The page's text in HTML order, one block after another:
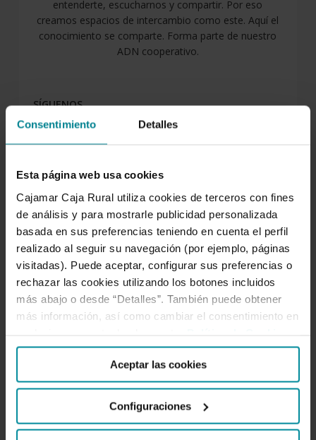
Consentimiento Detalles
Esta página web usa cookies
Cajamar Caja Rural utiliza cookies de terceros con fines
de análisis y para mostrarle publicidad personalizada
basada en sus preferencias teniendo en cuenta el perfil
realizado al seguir su navegación (por ejemplo, páginas
visitadas). Puede aceptar, configurar sus preferencias o
rechazar las cookies utilizando los botones incluidos
más abajo o desde “Detalles”. También puede obtener
más información, así como cambiar el consentimiento en
Aceptar las cookies
Configuraciones
entenderte, escucharnos y compartir. Por eso
creamos espacios de intercambio como este. Aquí el
conocimiento se comparte. Forma parte de nuestro
ADN cooperativo.
SÍGUENOS
LO MÁS LEÍDO
Los mejores podcasts de negocios
matrícula de un coche